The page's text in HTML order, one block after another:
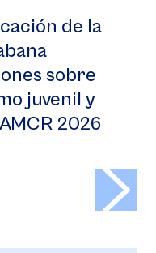
de la
sobre
juvenil y
2026